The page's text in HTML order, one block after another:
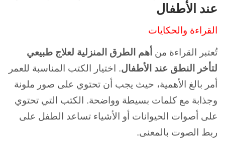
عند الأطفال
القراءة والحكايات
تُعتبر القراءة من أهم الطرق المنزلية لعلاج طبيعي
لتأخر النطق عند الأطفال. اختيار الكتب المناسبة للعمر
أمر بالغ الأهمية، حيث يجب أن تحتوي على صور ملونة
وجذابة مع كلمات بسيطة وواضحة. الكتب التي تحتوي
على أصوات الحيوانات أو الأشياء تساعد الطفل على
ربط الصوت بالمعنى.